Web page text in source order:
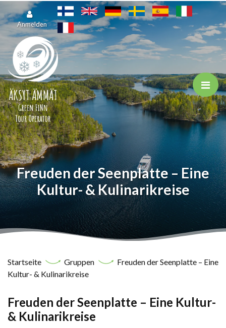
Zum Hauptinhalt springen
Anmelden
Freuden der Seenplatte – Eine
Kultur- & Kulinarikreise
Startseite Gruppen
Freuden der Seenplatte – Eine
Kultur- & Kulinarikreise
Freuden der Seenplatte – Eine Kultur-
& Kulinarikreise